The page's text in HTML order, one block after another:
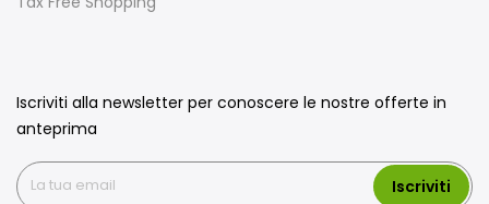
Iscriviti alla newsletter per conoscere le nostre offerte in
anteprima
Iscriviti